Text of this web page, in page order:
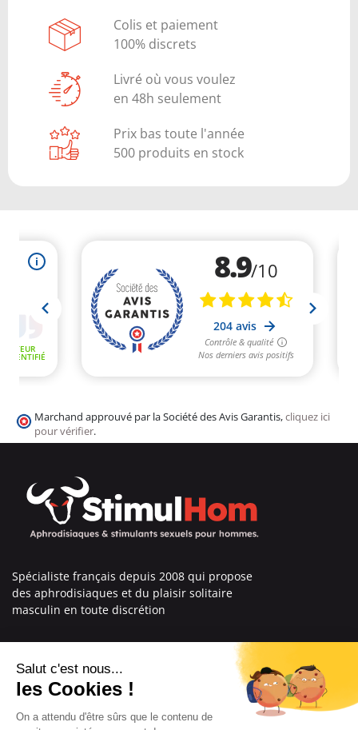
Colis et paiement
100% discrets
Livré où vous voulez
en 48h seulement
Prix bas toute l'année
500 produits en stock
Marchand approuvé par la Société des Avis Garantis,cliquez ici
pour vérifier.
Spécialiste français depuis 2008 qui propose
des aphrodisiaques et du plaisir solitaire
masculin en toute discrétion
En savoir plus sur nous
Nos engagements
Informations